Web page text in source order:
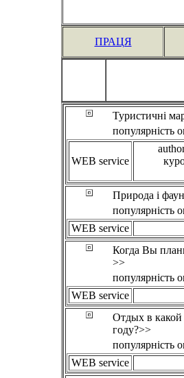
ПРАЦЯ
Туристичні
популярність
WEB service
Природа і
популярність
WEB service
Когда Вы
>>
популярність
WEB service
Отдых в какой
году?>>
популярність
WEB service